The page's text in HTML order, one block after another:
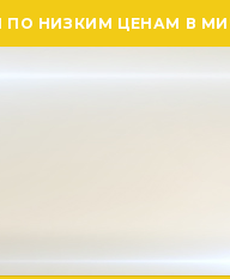
НИЗКИМ ЦЕНАМ В